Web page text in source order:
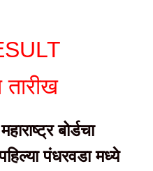
तारीख
बोर्डचा
पंधरवडा मध्ये